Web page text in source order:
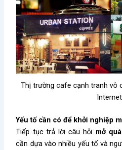
Thị trường cafe cạnh tranh vô
Yếu tố cần có để khởi nghiệp
Tiếp tục trả lời câu hỏi mở
cần dựa vào nhiều yếu tố và